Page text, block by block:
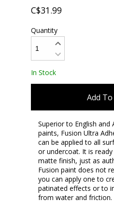
C$31.99
Quantity
In Stock
Add
Superior to English and
paints, Fusion Ultra
can be applied to all
or undercoat. It is
matte finish, just as
Fusion paint does not
you can apply one to
patinated effects or to
from water and friction.